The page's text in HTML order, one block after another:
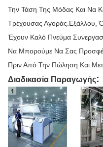
Την Τάση Της Μόδας Και Να
Τρέχουσας Αγοράς.Εξάλλου,
Έχουν Καλό Πνεύμα
Να Μπορούμε Να Σας
Πριν Από Την Πώληση Και
Διαδικασία Παραγωγής: